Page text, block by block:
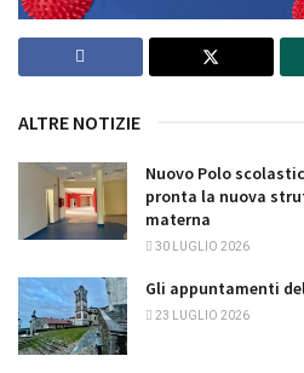
ALTRE NOTIZIE
Nuovo Polo
pronta la nuova
materna
30 LUGLIO 2026
Gli appuntamenti
23 LUGLIO 2026